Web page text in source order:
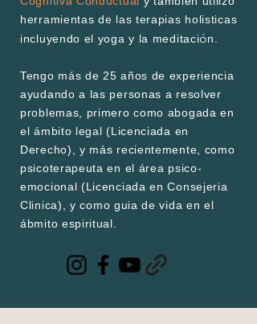
herramientas de las terapias holisticas
incluyendo el yoga y la meditación.
Tengo más de 25 años de experiencia
ayudando a las personas a resolver
problemas, primero como abogada en
el ámbito legal (Licenciada en
Derecho), y más recientemente, como
psicoterapeuta en el área psico-
emocional (Licenciada en Consejeria
Clinica), y como guia de vida en el
ábmito espiritual.